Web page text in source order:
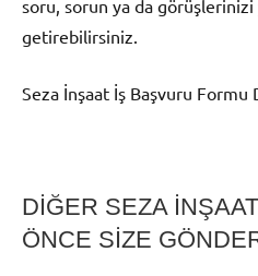
soru, sorun ya da
getirebilirsiniz.
Seza İnşaat İş Başvuru Formu
DİĞER SEZA
ÖNCE SİZE